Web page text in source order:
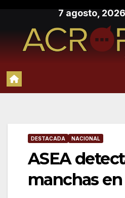
contenido
7 agosto, 2026
DESTACADA NACIONAL
ASEA
manchas